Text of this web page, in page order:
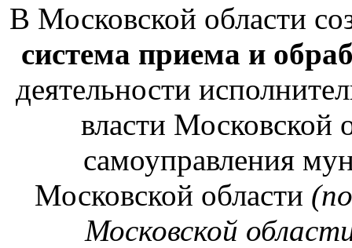
В Московской области
система приема и
деятельности
власти Московской
самоуправления
Московской области
Московской